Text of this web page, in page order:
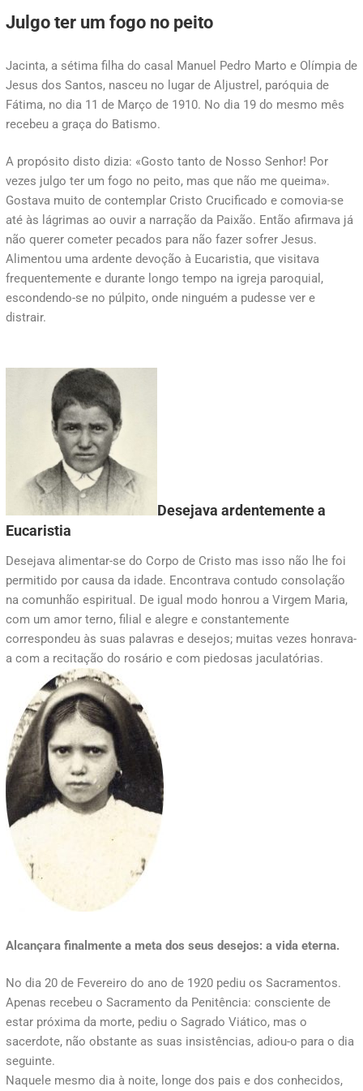
Julgo ter um fogo no peito
Jacinta, a sétima filha do casal Manuel Pedro Marto e Olímpia de
Jesus dos Santos, nasceu no lugar de Aljustrel, paróquia de
Fátima, no dia 11 de Março de 1910. No dia 19 do mesmo mês
recebeu a graça do Batismo.
A propósito disto dizia: «Gosto tanto de Nosso Senhor! Por
vezes julgo ter um fogo no peito, mas que não me queima».
Gostava muito de contemplar Cristo Crucificado e comovia-se
até às lágrimas ao ouvir a narração da Paixão. Então afirmava já
não querer cometer pecados para não fazer sofrer Jesus.
Alimentou uma ardente devoção à Eucaristia, que visitava
frequentemente e durante longo tempo na igreja paroquial,
escondendo-se no púlpito, onde ninguém a pudesse ver e
distrair.
Desejava ardentemente a
Eucaristia
Desejava alimentar-se do Corpo de Cristo mas isso não lhe foi
permitido por causa da idade. Encontrava contudo consolação
na comunhão espiritual. De igual modo honrou a Virgem Maria,
com um amor terno, filial e alegre e constantemente
correspondeu às suas palavras e desejos; muitas vezes honrava-
a com a recitação do rosário e com piedosas jaculatórias.
Alcançara finalmente a meta dos seus desejos: a vida eterna.
No dia 20 de Fevereiro do ano de 1920 pediu os Sacramentos.
Apenas recebeu o Sacramento da Penitência: consciente de
estar próxima da morte, pediu o Sagrado Viático, mas o
sacerdote, não obstante as suas insistências, adiou-o para o dia
seguinte.
Naquele mesmo dia à noite, longe dos pais e dos conhecidos,